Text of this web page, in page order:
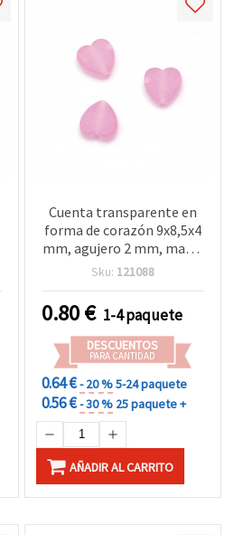
Cuenta transparente en
forma de corazón 9x8,5x4
mm, agujero 2 mm, mate,
color rosa-morado, 20 g
manualidades y bisutería
DIY
Sku: 121088
0.80€ 1-4 paquete
DESCUENTOS
PARA CANTIDAD
0.64 €- 20 %5-24 paquete
0.56 €- 30 % 25 paquete +
AÑADIR AL CARRITO